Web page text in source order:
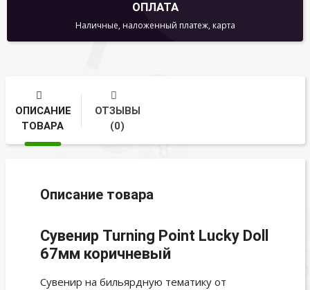
ОПЛАТА
Наличные, наложенный платеж, карта
ОПИСАНИЕ
ТОВАРА
ОТЗЫВЫ
(0)
Описание товара
Сувенир Turning Point Lucky Doll
67мм коричневый
Сувенир на бильярдную тематику от